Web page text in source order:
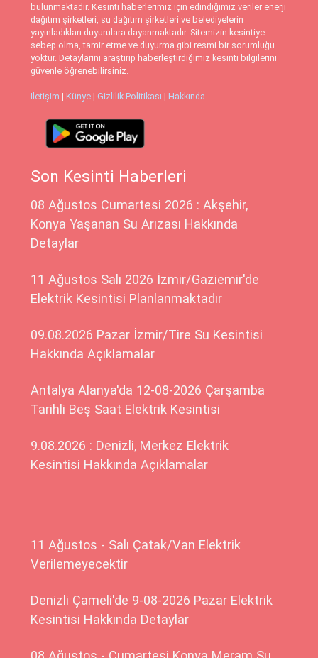
bulunmaktadır. Kesinti haberlerimiz için edindiğimiz veriler enerji
dağıtım şirketleri, su dağıtım şirketleri ve belediyelerin
yayınladıkları duyurulara dayanmaktadır. Sitemizin kesintiye
sebep olma, tamir etme ve duyurma gibi resmi bir sorumluğu
yoktur. Detaylarını araştırıp haberleştirdiğimiz kesinti bilgilerini
güvenle öğrenebilirsiniz.
İletişim | Künye | Gizlilik Politikası | Hakkında
Son Kesinti Haberleri
08 Ağustos Cumartesi 2026 : Akşehir,
Konya Yaşanan Su Arızası Hakkında
Detaylar
11 Ağustos Salı 2026 İzmir/Gaziemir'de
Elektrik Kesintisi Planlanmaktadır
09.08.2026 Pazar İzmir/Tire Su Kesintisi
Hakkında Açıklamalar
Antalya Alanya'da 12-08-2026 Çarşamba
Tarihli Beş Saat Elektrik Kesintisi
9.08.2026 : Denizli, Merkez Elektrik
Kesintisi Hakkında Açıklamalar
11 Ağustos - Salı Çatak/Van Elektrik
Verilemeyecektir
Denizli Çameli'de 9-08-2026 Pazar Elektrik
Kesintisi Hakkında Detaylar